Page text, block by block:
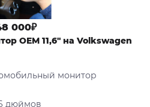
000₽
OEM 11,6" на Volkswagen
монитор
дюймов